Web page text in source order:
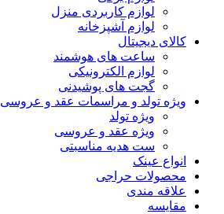
لوازم کاربردی منزل
لوازم آشپزخانه
کالای دیجیتال
ساعت های هوشمند
لوازم الکترونیکی
گجت های پوشیدنی
ویژه تولد و مراسمات عقد و عروسی
ویژه تولد
ویژه عقد و عروسی
ست هدیه مناسبتی
انواع عینک
محصولات حراجی
علاقه مندی
مقایسه